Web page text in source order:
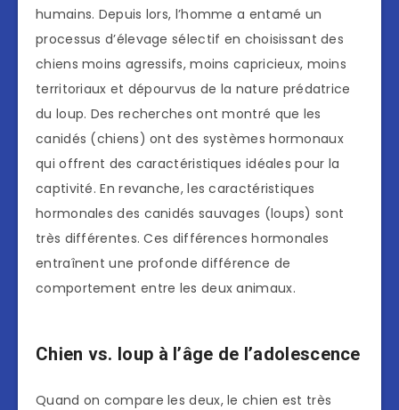
humains. Depuis lors, l’homme a entamé un
processus d’élevage sélectif en choisissant des
chiens moins agressifs, moins capricieux, moins
territoriaux et dépourvus de la nature prédatrice
du loup. Des recherches ont montré que les
canidés (chiens) ont des systèmes hormonaux
qui offrent des caractéristiques idéales pour la
captivité. En revanche, les caractéristiques
hormonales des canidés sauvages (loups) sont
très différentes. Ces différences hormonales
entraînent une profonde différence de
comportement entre les deux animaux.
Chien vs. loup à l’âge de l’adolescence
Quand on compare les deux, le chien est très